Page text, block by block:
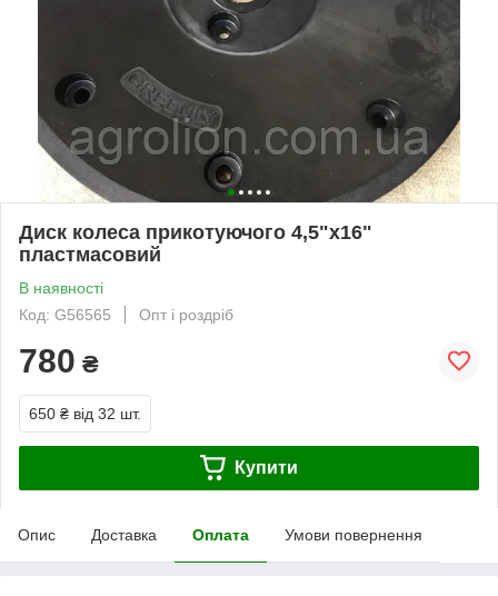
Диск колеса прикотуючого 4,5"х16"
пластмасовий
В наявності
Код: G56565
Опт і роздріб
780 ₴
650 ₴ від 32 шт.
Купити
Опис Доставка Оплата Умови повернення